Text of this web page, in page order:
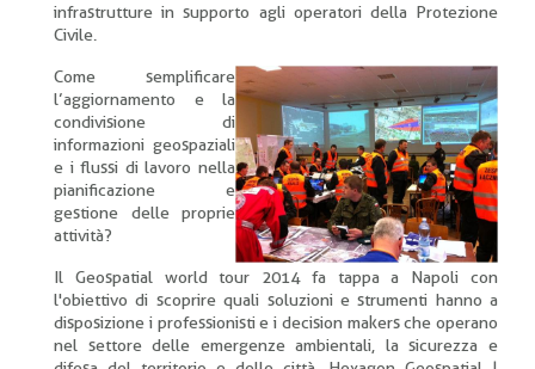
infrastrutture in supporto agli operatori della Protezione
Civile.
Come semplificare
l’aggiornamento e la
condivisione di
informazioni geospaziali
e i flussi di lavoro nella
pianificazione e
gestione delle proprie
attività?
Il Geospatial world tour 2014 fa tappa a Napoli con
l'obiettivo di scoprire quali soluzioni e strumenti hanno a
disposizione i professionisti e i decision makers che operano
nel settore delle emergenze ambientali, la sicurezza e